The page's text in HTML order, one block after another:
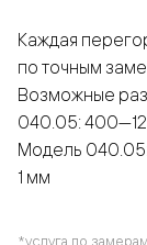
Каждая
по точным
Возможные
040.05:
Модель
1 мм
*услуга по